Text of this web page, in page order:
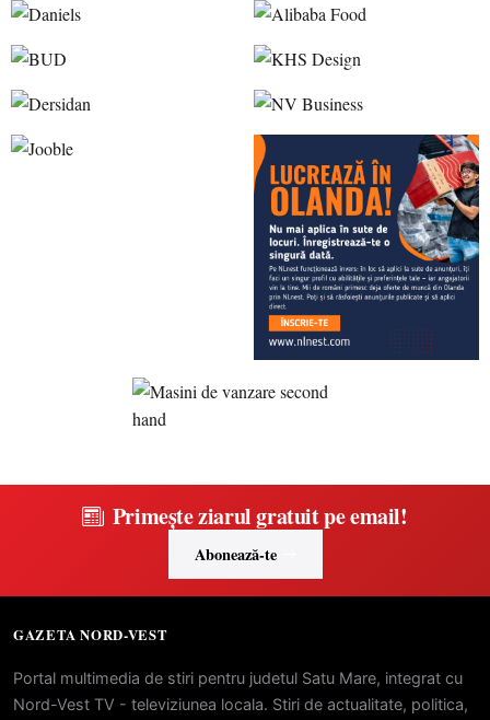
Primește ziarul gratuit pe email!
Abonează-te
GAZETA NORD-VEST
Portal multimedia de stiri pentru judetul Satu Mare, integrat cu
Nord-Vest TV - televiziunea locala. Stiri de actualitate, politica,